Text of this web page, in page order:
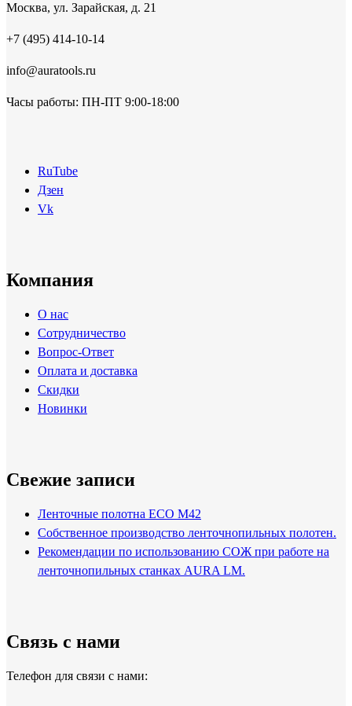
Москва, ул. Зарайская, д. 21
+7 (495) 414-10-14
info@auratools.ru
Часы работы: ПН-ПТ 9:00-18:00
RuTube
Дзен
Vk
Компания
О нас
Сотрудничество
Вопрос-Ответ
Оплата и доставка
Скидки
Новинки
Свежие записи
Ленточные полотна ECO M42
Собственное производство ленточнопильных полотен.
Рекомендации по использованию СОЖ при работе на
ленточнопильных станках AURA LM.
Связь с нами
Телефон для связи с нами: